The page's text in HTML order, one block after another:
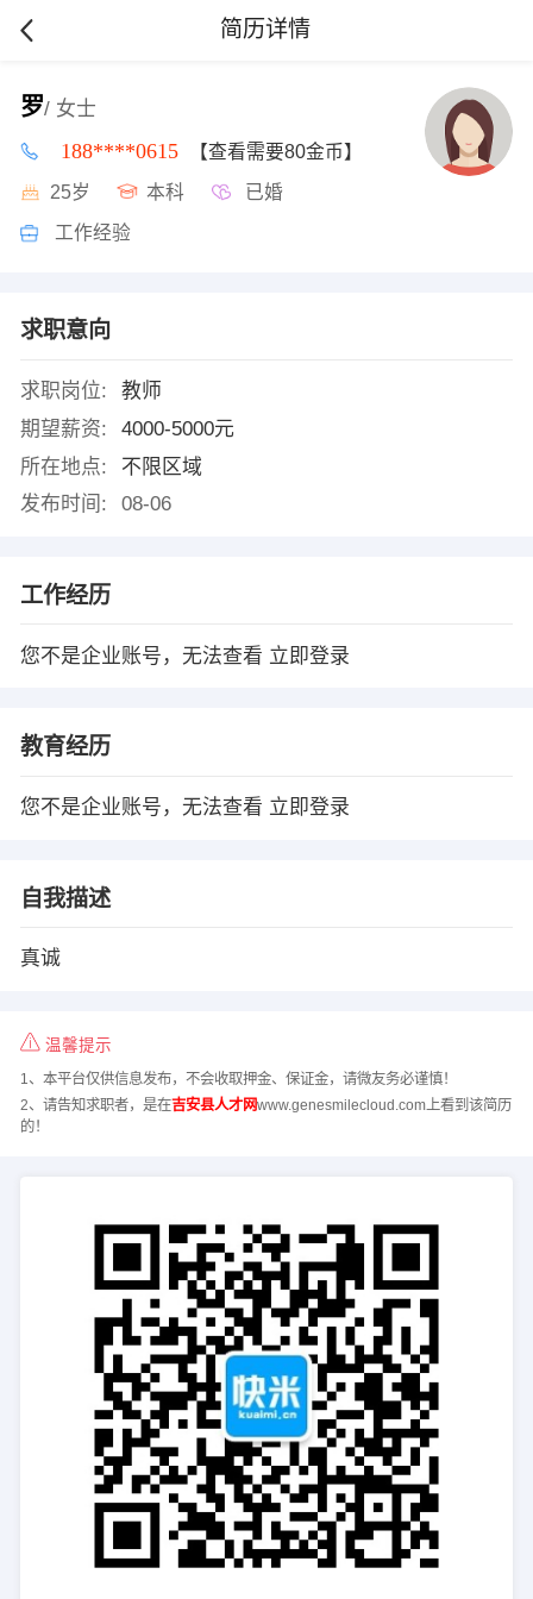
简历详情
罗/ 女士
188****0615 【查看需要80金币】
25岁 本科 已婚
工作经验
求职意向
求职岗位:
教师
期望薪资:
4000-5000元
所在地点:
不限区域
发布时间:
08-06
工作经历
您不是企业账号，无法查看 立即登录
教育经历
您不是企业账号，无法查看 立即登录
自我描述
真诚
温馨提示
1、本平台仅供信息发布，不会收取押金、保证金，请微友务必谨慎！
2、请告知求职者，是在吉安县人才网www.genesmilecloud.com上看到该简历
的！